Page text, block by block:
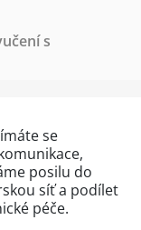
s
se
posilu do
síť a podílet
péče.